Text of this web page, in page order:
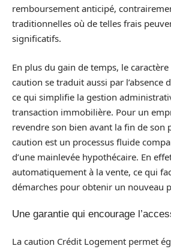
remboursement anticipé,
traditionnelles où de telles frais
significatifs.
En plus du gain de temps, le
caution se traduit aussi par l’absence
ce qui simplifie la gestion
transaction immobilière. Pour un
revendre son bien avant la fin de son
caution est un processus fluide
d’une mainlevée hypothécaire. En
automatiquement à la vente, ce qui
démarches pour obtenir un nouveau
Une garantie qui encourage
La caution Crédit Logement permet